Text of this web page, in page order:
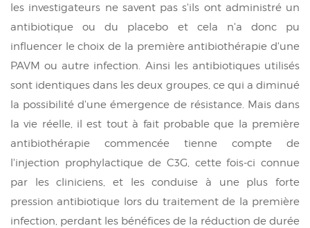
les investigateurs ne savent pas s'ils ont administré un
antibiotique ou du placebo et cela n'a donc pu
influencer le choix de la première antibiothérapie d'une
PAVM ou autre infection. Ainsi les antibiotiques utilisés
sont identiques dans les deux groupes, ce qui a diminué
la possibilité d'une émergence de résistance. Mais dans
la vie réelle, il est tout à fait probable que la première
antibiothérapie commencée tienne compte de
l'injection prophylactique de C3G, cette fois-ci connue
par les cliniciens, et les conduise à une plus forte
pression antibiotique lors du traitement de la première
infection, perdant les bénéfices de la réduction de durée